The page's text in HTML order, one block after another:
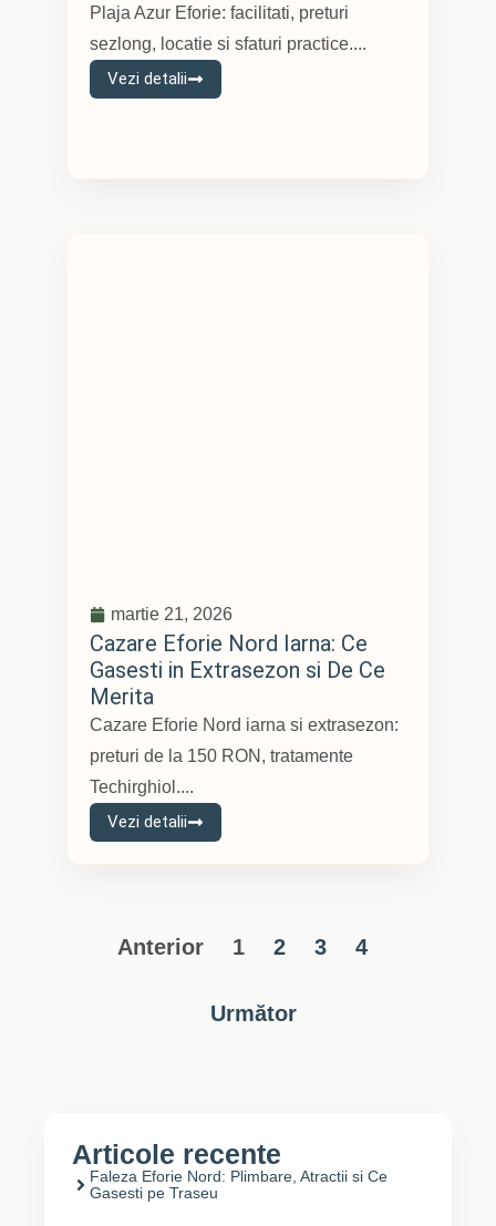
Plaja Azur Eforie: facilitati, preturi
sezlong, locatie si sfaturi practice....
Vezi detalii
martie 21, 2026
Cazare Eforie Nord Iarna: Ce
Gasesti in Extrasezon si De Ce
Merita
Cazare Eforie Nord iarna si extrasezon:
preturi de la 150 RON, tratamente
Techirghiol....
Vezi detalii
Anterior 1 2 3 4
Următor
Articole recente
Faleza Eforie Nord: Plimbare, Atractii si Ce
Gasesti pe Traseu